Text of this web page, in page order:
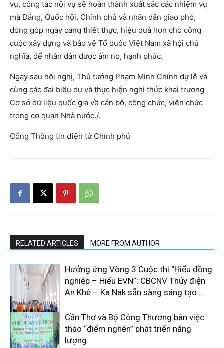
vụ, công tác nội vụ sẽ hoàn thành xuất sắc các nhiệm vụ
mà Đảng, Quốc hội, Chính phủ và nhân dân giao phó,
đóng góp ngày càng thiết thực, hiệu quả hơn cho công
cuộc xây dựng và bảo vệ Tổ quốc Việt Nam xã hội chủ
nghĩa, để nhân dân được ấm no, hạnh phúc.
Ngay sau hội nghị, Thủ tướng Phạm Minh Chính dự lễ và
cùng các đại biểu dự và thực hiện nghi thức khai trương
Cơ sở dữ liệu quốc gia về cán bộ, công chức, viên chức
trong cơ quan Nhà nước./.
Cổng Thông tin điện tử Chính phủ
RELATED ARTICLES MORE FROM AUTHOR
Hưởng ứng Vòng 3 Cuộc thi “Hiểu đồng
nghiệp – Hiểu EVN”: CBCNV Thủy điện
An Khê – Ka Nak sẵn sàng sáng tạo...
Cần Thơ và Bộ Công Thương bàn việc
tháo “điểm nghẽn” phát triển năng
lượng